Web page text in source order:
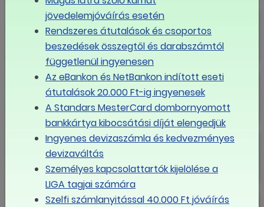
Nő a családi adókedvezmény
Megjelent a 2026-os minimálbérről
és garantált bérminimumról szóló
kormányrendelet
Jövőre nem csak a minimálbér nő
Az MNB célsávjába csökkent az
jövedelemjóváírás esetén
Rendszeres átutalások és csoportos
beszedések összegtől és darabszámtól
függetlenül ingyenesen
Az eBankon és NetBankon indított eseti
átutalások 20.000 Ft-ig ingyenesek
A Standars MesterCard dombornyomott
bankkártya kibocsátási díját elengedjük
Ingyenes devizaszámla és kedvezményes
devizaváltás
Személyes kapcsolattartók kijelölése a
LIGA tagjai számára
Szelfi számlanyitással 40.000 Ft jóváírás